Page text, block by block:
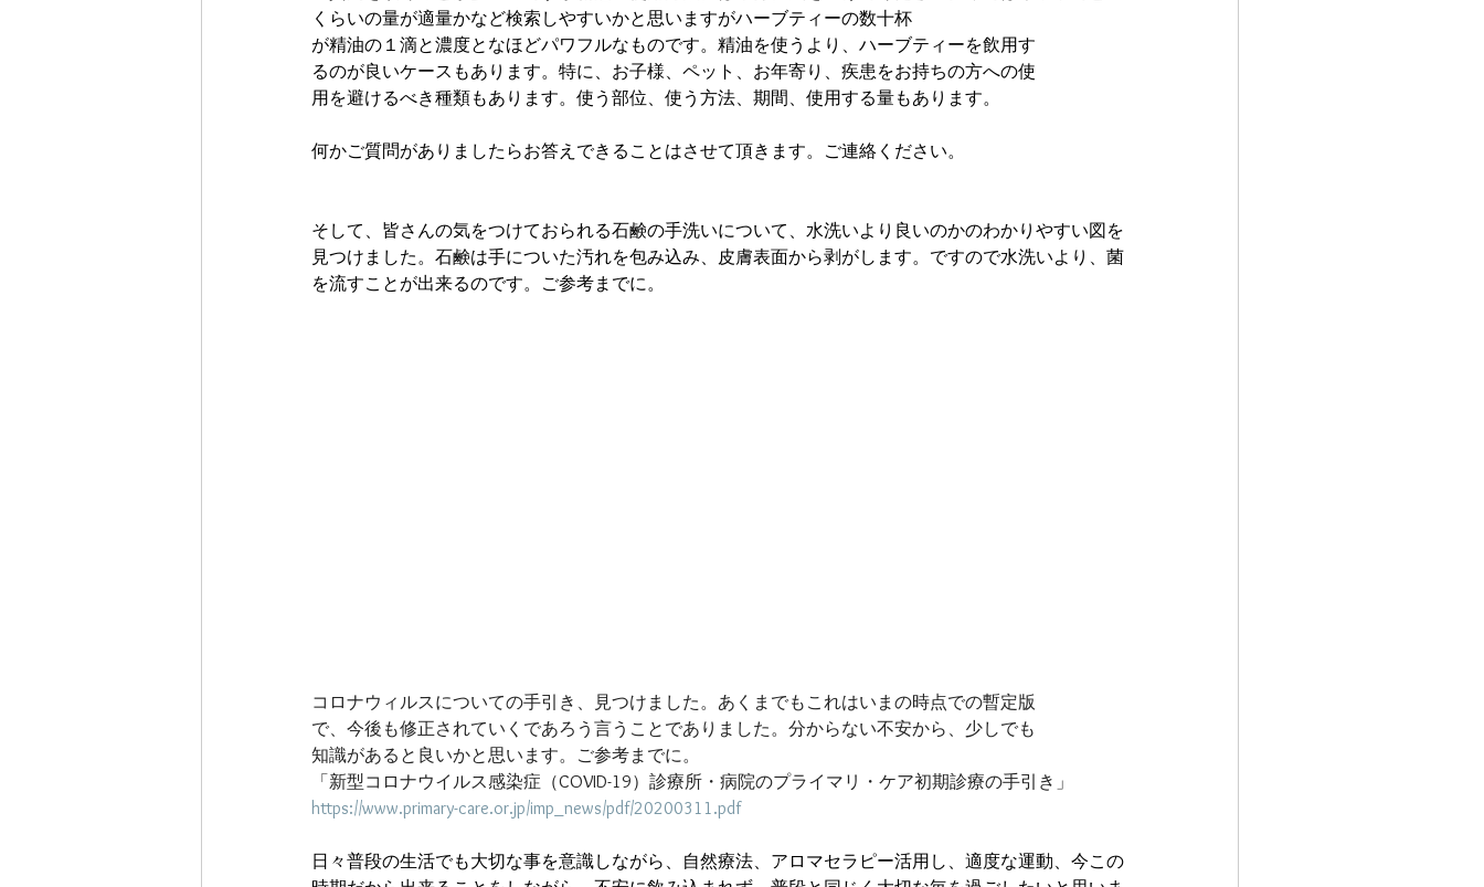
くらいの量が適量かなど検索しやすいかと思いますがハーブティーの数十杯
が精油の１滴と濃度となほどパワフルなものです。精油を使うより、ハーブティーを飲用す
るのが良いケースもあります。特に、お子様、ペット、お年寄り、疾患をお持ちの方への使
用を避けるべき種類もあります。使う部位、使う方法、期間、使用する量もあります。
何かご質問がありましたらお答えできることはさせて頂きます。ご連絡ください。
そして、皆さんの気をつけておられる石鹸の手洗いについて、水洗いより良いのかのわかりやすい図を
見つけました。石鹸は手についた汚れを包み込み、皮膚表面から剥がします。ですので水洗いより、菌
を流すことが出来るのです。ご参考までに。
コロナウィルスについての手引き、見つけました。あくまでもこれはいまの時点での暫定版
で、今後も修正されていくであろう言うことでありました。分からない不安から、少しでも
知識があると良いかと思います。ご参考までに。
「新型コロナウイルス感染症（COVID-19）診療所・病院のプライマリ・ケア初期診療の手引き」
https://www.primary-care.or.jp/imp_news/pdf/20200311.pdf
日々普段の生活でも大切な事を意識しながら、自然療法、アロマセラピー活用し、適度な運動、今この